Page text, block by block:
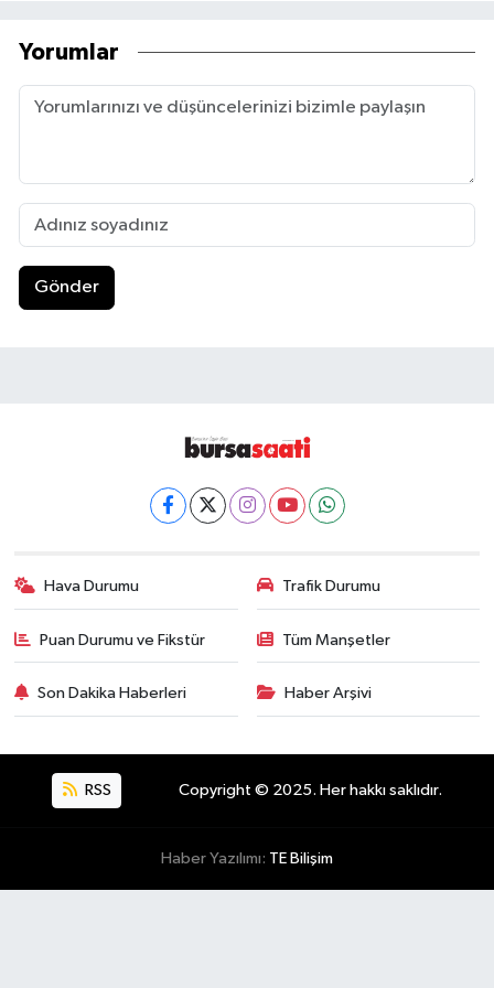
Yorumlar
Gönder
Hava Durumu Trafik Durumu
Puan Durumu ve Fikstür Tüm Manşetler
Son Dakika Haberleri Haber Arşivi
RSS Copyright © 2025. Her hakkı saklıdır.
Haber Yazılımı: TE Bilişim